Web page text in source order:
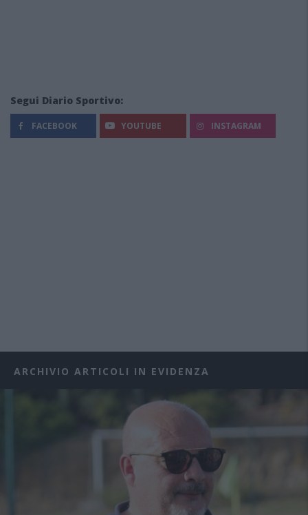
Segui Diario Sportivo:
FACEBOOK YOUTUBE INSTAGRAM
ARCHIVIO ARTICOLI IN EVIDENZA